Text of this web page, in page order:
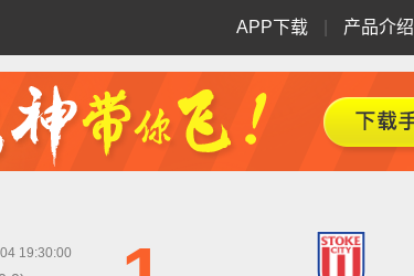
APP下载 产品介绍
19:30:00